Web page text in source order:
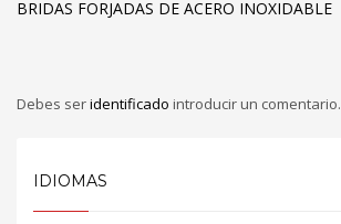
BRIDAS FORJADAS DE ACERO INOXIDABLE
Debes seridentificado introducir un comentario.
IDIOMAS